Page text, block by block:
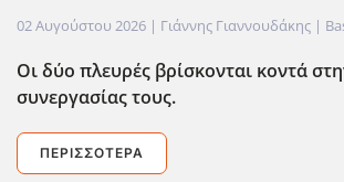
02 Αυγούστου 2026 | Γιάννης Γιαννουδάκης |
Οι δύο πλευρές βρίσκονται κοντά
συνεργασίας τους.
ΠΕΡΙΣΣΌΤΕΡΑ